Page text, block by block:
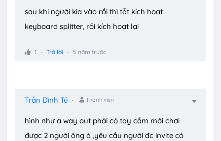
sau khi người kia vào rồi thì tắt kích hoạt
keyboard splitter, rồi kích hoạt lại
1 Trả lời 5 năm trước
Trần Đình Tú Thành viên
hình như a way out phải có tay cầm mới chơi
được 2 người ông à ,yêu cầu người đc invite có